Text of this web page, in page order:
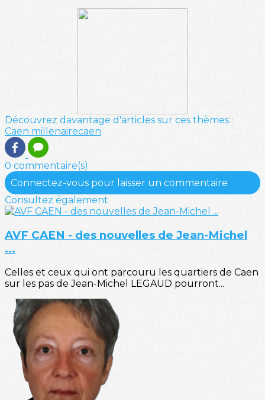
Découvrez davantage d'articles sur ces thèmes :
Caen millenairecaen
0 commentaire(s)
Connectez-vous pour laisser un commentaire
Consultez également
AVF CAEN - des nouvelles de Jean-Michel
...
Celles et ceux qui ont parcouru les quartiers de Caen
sur les pas de Jean-Michel LEGAUD pourront...